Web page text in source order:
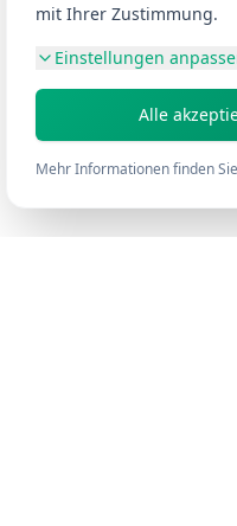
mit Ihrer Zustimmung.
Einstellungen
Alle
Mehr Informationen finden